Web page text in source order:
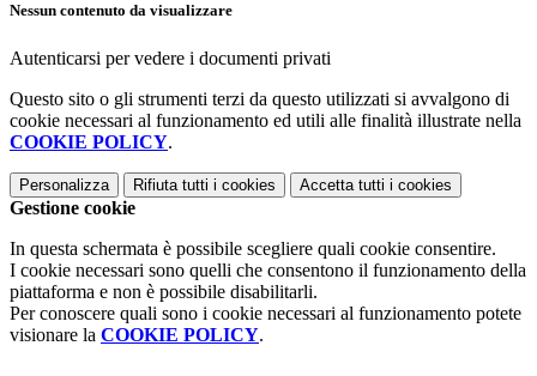
Nessun contenuto da visualizzare
Autenticarsi per vedere i documenti privati
Questo sito o gli strumenti terzi da questo utilizzati si avvalgono di
cookie necessari al funzionamento ed utili alle finalità illustrate nella
COOKIE POLICY.
Personalizza Rifiuta tutti i cookies Accetta tutti i cookies
Gestione cookie
In questa schermata è possibile scegliere quali cookie consentire.
I cookie necessari sono quelli che consentono il funzionamento della
piattaforma e non è possibile disabilitarli.
Per conoscere quali sono i cookie necessari al funzionamento potete
visionare la COOKIE POLICY.